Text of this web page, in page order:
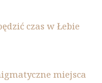
czas w Łebie
miejsca